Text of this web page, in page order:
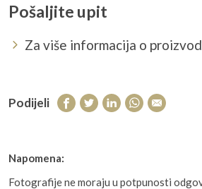
Pošaljite upit
Za više informacija o
Podijeli
Napomena:
Fotografije ne moraju u potpunosti